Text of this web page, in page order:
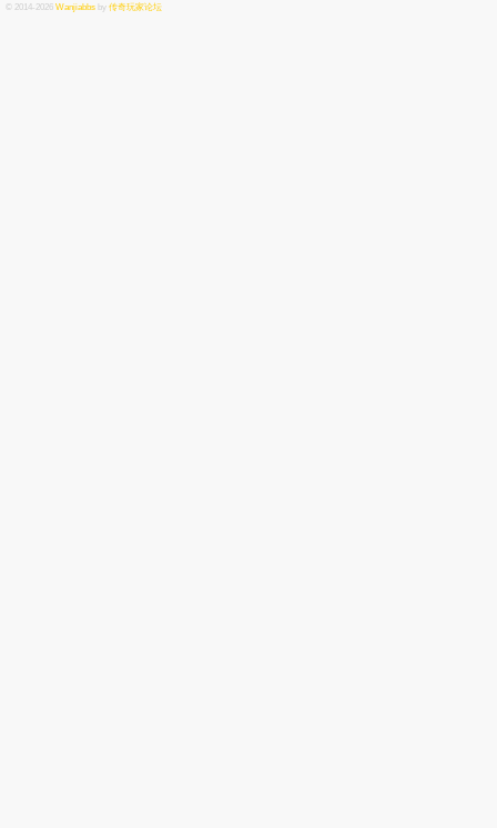
© 2014-2026 Wanjiabbs by 传奇玩家论坛